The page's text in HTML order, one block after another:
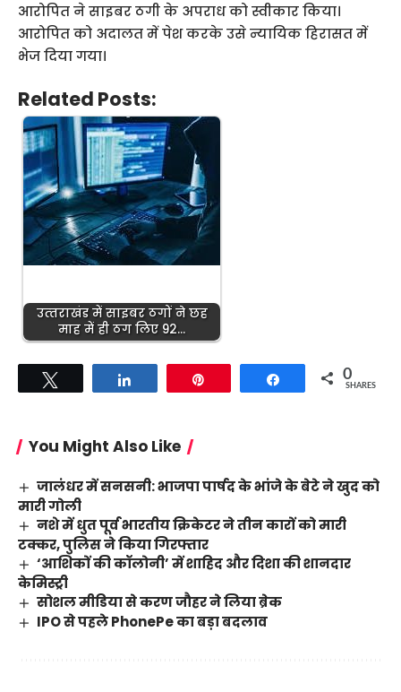
आरोपित ने साइबर ठगी के अपराध को स्वीकार किया।
आरोपित को अदालत में पेश करके उसे न्यायिक हिरासत में
भेज दिया गया।
Related Posts:
उत्‍तराखंड में साइबर ठगों ने छह
माह में ही ठग लिए 92…
Share 0
SHARES
You Might Also Like
जालंधर में सनसनी: भाजपा पार्षद के भांजे के बेटे ने खुद को
मारी गोली
नशे में धुत पूर्व भारतीय क्रिकेटर ने तीन कारों को मारी
टक्कर, पुलिस ने किया गिरफ्तार
‘आशिकों की कॉलोनी’ में शाहिद और दिशा की शानदार
केमिस्ट्री
सोशल मीडिया से करण जौहर ने लिया ब्रेक
IPO से पहले PhonePe का बड़ा बदलाव